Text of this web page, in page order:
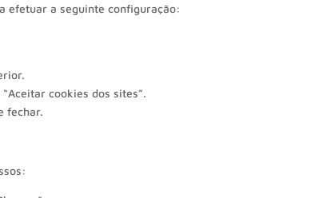
efetuar a seguinte configuração:
cookies dos sites”.
fechar.